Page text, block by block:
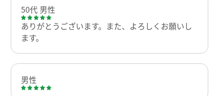
50代 男性
ありがとうございます。また、よろしくお願いし
ます。
男性